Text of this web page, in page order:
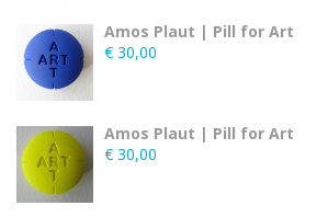
Amos Plaut | Pill for Art
€ 30,00
Amos Plaut | Pill for Art
€ 30,00